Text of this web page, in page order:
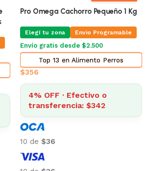
Shampoo Para Perros y Gatos
Elegí tu zona Envio Programable
Envío gratis desde $2.500
Top 13 en Higiene Gatos
$483
15% OFF · Efectivo o
transferencia: $410
10 de$48